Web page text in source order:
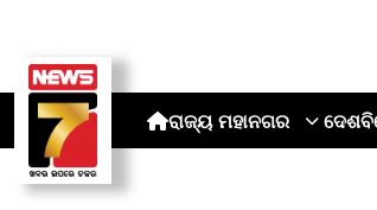
ରାଜ୍ୟ ମହାନଗର ଦେଶ